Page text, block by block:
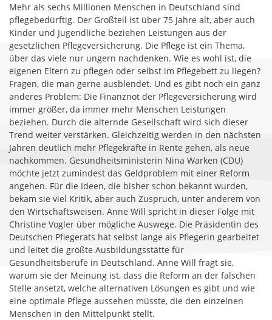
Mehr als sechs Millionen Menschen in Deutschland sind
pflegebedürftig. Der Großteil ist über 75 Jahre alt, aber auch
Kinder und Jugendliche beziehen Leistungen aus der
gesetzlichen Pflegeversicherung. Die Pflege ist ein Thema,
über das viele nur ungern nachdenken. Wie es wohl ist, die
eigenen Eltern zu pflegen oder selbst im Pflegebett zu liegen?
Fragen, die man gerne ausblendet. Und es gibt noch ein ganz
anderes Problem: Die Finanznot der Pflegeversicherung wird
immer größer, da immer mehr Menschen Leistungen
beziehen. Durch die alternde Gesellschaft wird sich dieser
Trend weiter verstärken. Gleichzeitig werden in den nächsten
Jahren deutlich mehr Pflegekräfte in Rente gehen, als neue
nachkommen. Gesundheitsministerin Nina Warken (CDU)
möchte jetzt zumindest das Geldproblem mit einer Reform
angehen. Für die Ideen, die bisher schon bekannt wurden,
bekam sie viel Kritik, aber auch Zuspruch, unter anderem von
den Wirtschaftsweisen. Anne Will spricht in dieser Folge mit
Christine Vogler über mögliche Auswege. Die Präsidentin des
Deutschen Pflegerats hat selbst lange als Pflegerin gearbeitet
und leitet die größte Ausbildungsstätte für
Gesundheitsberufe in Deutschland. Anne Will fragt sie,
warum sie der Meinung ist, dass die Reform an der falschen
Stelle ansetzt, welche alternativen Lösungen es gibt und wie
eine optimale Pflege aussehen müsste, die den einzelnen
Menschen in den Mittelpunkt stellt.